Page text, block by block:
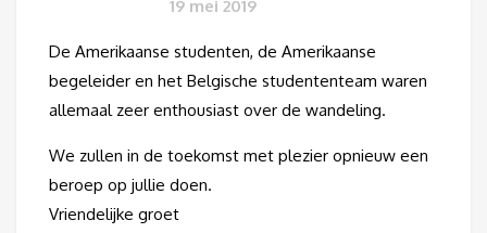
19 mei 2019
De Amerikaanse studenten, de Amerikaanse
begeleider en het Belgische studententeam waren
allemaal zeer enthousiast over de wandeling.
We zullen in de toekomst met plezier opnieuw een
beroep op jullie doen.
Vriendelijke groet